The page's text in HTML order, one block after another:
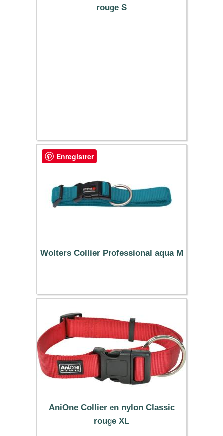
rouge S
Wolters Collier Professional aqua M
11.19 €
AniOne Collier en nylon Classic
rouge XL
Enregistrer